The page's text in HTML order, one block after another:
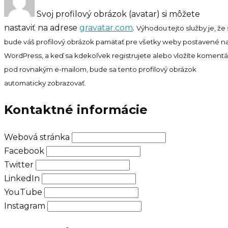
Svoj profilový obrázok (avatar) si môžete
nastaviť na adrese gravatar.com. Výhodou tejto služby je, že
bude váš profilový obrázok pamätať pre všetky weby postavené
WordPress, a keď sa kdekoľvek registrujete alebo vložíte
pod rovnakým e-mailom, bude sa tento profilový obrázok
automaticky zobrazovať.
Kontaktné informácie
Webová stránka
Facebook
Twitter
LinkedIn
YouTube
Instagram